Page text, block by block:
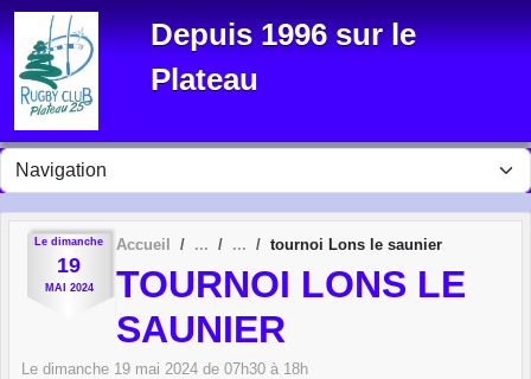
Depuis 1996 sur le
Plateau
Le dimanche
19
MAI 2024
Accueil tournoi Lons le saunier
TOURNOI LONS LE
SAUNIER
Le dimanche 19 mai 2024 de 07h30 à 18h
Panneau de gestion des cookies